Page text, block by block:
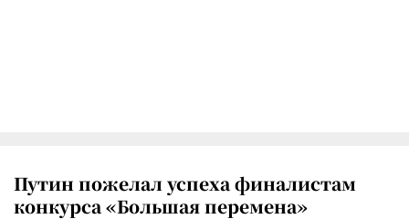
Путин пожелал успеха финалистам
конкурса «Большая перемена»